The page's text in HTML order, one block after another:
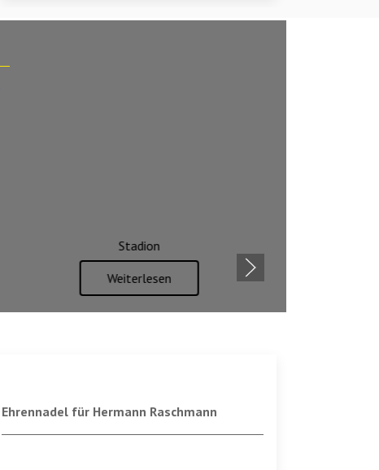
Vorstandschaft
Weiterlesen
Ehrennadel für Hermann Raschmann